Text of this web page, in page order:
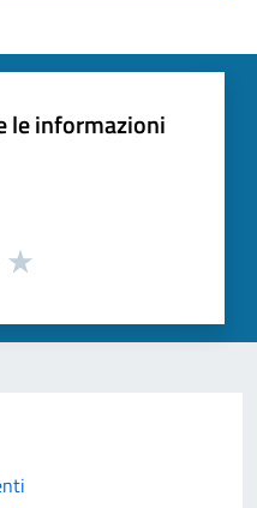
le informazioni